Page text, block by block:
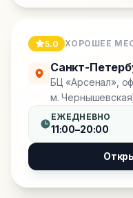
5.0 ХОРОШЕЕ
Санкт-
БЦ «Арсенал»,
м.
ЕЖЕДНЕВНО
11:00–20:00